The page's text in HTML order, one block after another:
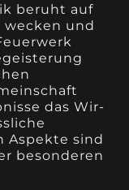
beruht auf
wecken und
das Wir-
Aspekte sind
besonderen